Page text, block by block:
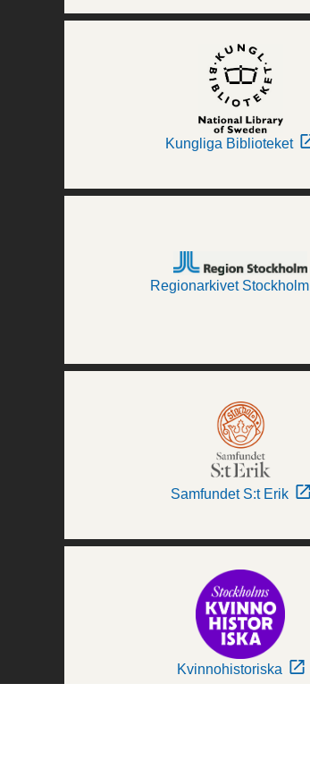
Kungliga Biblioteket
Regionarkivet Stockholm
Samfundet S:t Erik
Kvinnohistoriska